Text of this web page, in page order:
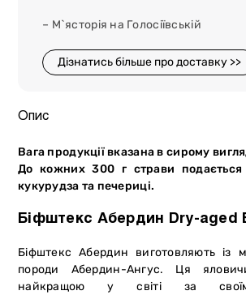
– М`ясторія на Голосіївській
Дізнатись більше про доставку >>
Опис
Вага продукції вказана в сирому
До кожних 300 г страви подається
кукурудза та печериці.
Біфштекс Абердин Dry-aged
Біфштекс Абердин виготовляють із
породи Абердин-Ангус. Ця
найкращою у світі за